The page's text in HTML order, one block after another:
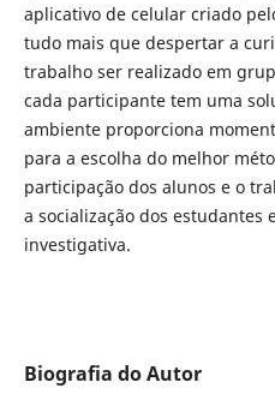
aplicativo de celular criado
tudo mais que despertar a
trabalho ser realizado em
cada participante tem uma
ambiente proporciona
para a escolha do melhor
participação dos alunos e o
a socialização dos estudantes
investigativa.
Biografia do Autor